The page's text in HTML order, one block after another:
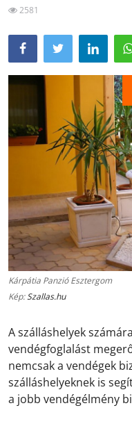
2581
Kárpátia Panzió Esztergom
Kép:Szallas.hu
A szálláshelyek
vendégfoglalást
nemcsak a vendégek
szálláshelyeknek is
a jobb vendégélmény